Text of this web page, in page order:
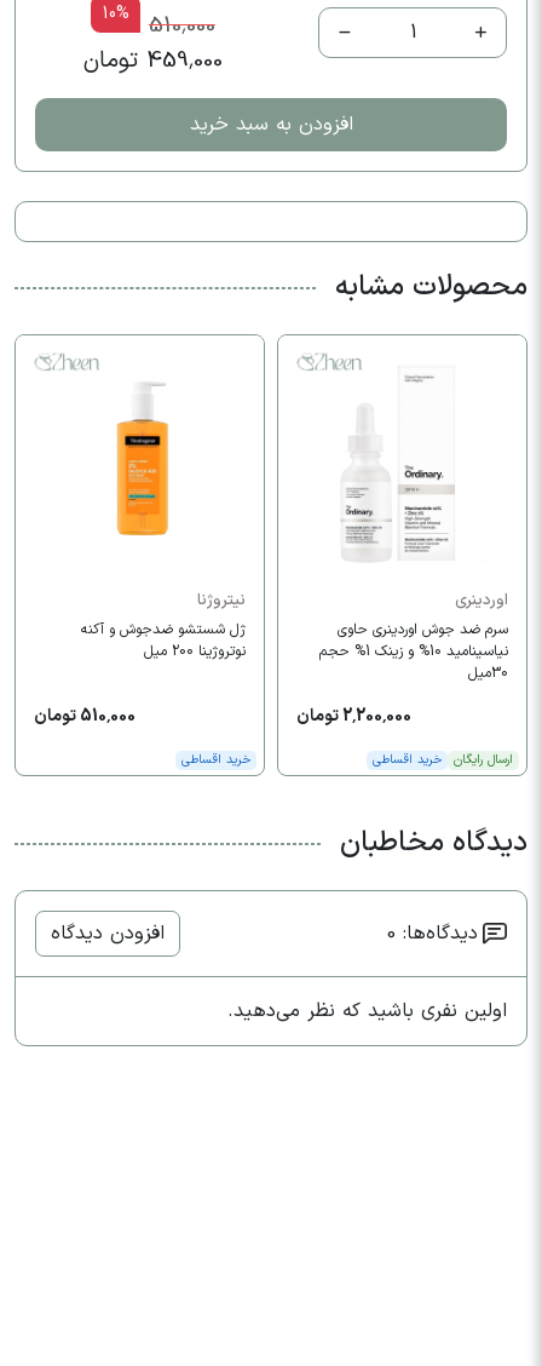
1
510,000
10%
459,000 تومان
افزودن به سبد خرید
محصولات مشابه
اوردینری
سرم ضد جوش اوردینری حاوی
نیاسینامید 10% و زینک 1% حجم
30میل
2,200,000 تومان
ارسال رایگان خرید اقساطی
نیتروژنا
ژل شستشو ضدجوش و آکنه
نوتروژینا 200 میل
510,000 تومان
خرید اقساطی
دیدگاه مخاطبان
دیدگاه‌ها: 0 افزودن دیدگاه
اولین نفری باشید که نظر می‌دهید.